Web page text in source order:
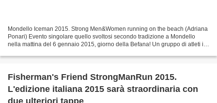
Mondello Iceman 2015. Strong Men&Women running on the beach (Adriana
Ponari) Evento singolare quello svoltosi secondo tradizione a Mondello
nella mattina del 6 gennaio 2015, giorno della Befana! Un gruppo di atleti in
Fisherman's Friend StrongManRun 2015.
L'edizione italiana 2015 sarà straordinaria con